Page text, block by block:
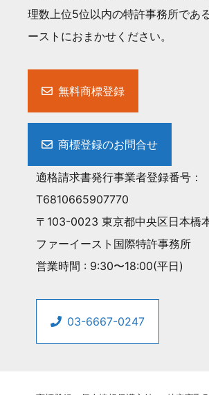
理数上位5位以内の特許事務所であ
ーストにおまかせください。
無料商標登録
商標登録のお問合せ
適格請求書発行事業者登録番号：
T6810665907770
〒103-0023 東京都中央区日本橋
ファーイースト国際特許事務所
営業時間 : 9:30〜18:00(平日)
03-6667-0247